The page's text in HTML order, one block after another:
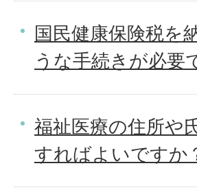
国民健康保険税を
うな手続きが必要
福祉医療の住所や
すればよいですか